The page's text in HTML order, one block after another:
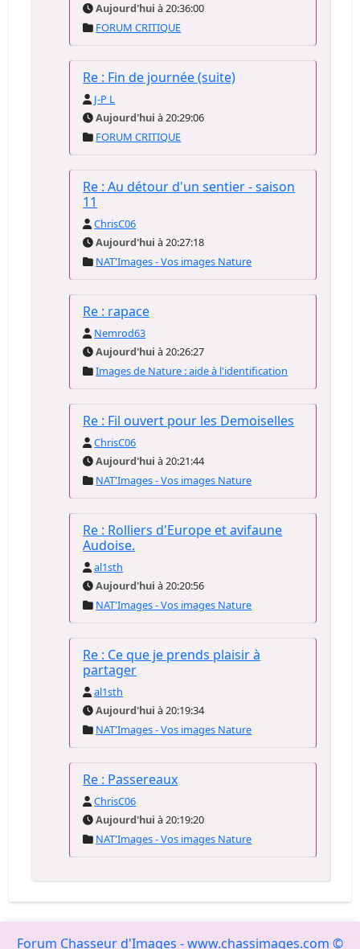
Aujourd'hui à 20:36:00
FORUM CRITIQUE
Re : Fin de journée (suite)
J-P L
Aujourd'hui à 20:29:06
FORUM CRITIQUE
Re : Au détour d'un sentier - saison
11
ChrisC06
Aujourd'hui à 20:27:18
NAT'Images - Vos images Nature
Re : rapace
Nemrod63
Aujourd'hui à 20:26:27
Images de Nature : aide à l'identification
Re : Fil ouvert pour les Demoiselles
ChrisC06
Aujourd'hui à 20:21:44
NAT'Images - Vos images Nature
Re : Rolliers d'Europe et avifaune
Audoise.
al1sth
Aujourd'hui à 20:20:56
NAT'Images - Vos images Nature
Re : Ce que je prends plaisir à
partager
al1sth
Aujourd'hui à 20:19:34
NAT'Images - Vos images Nature
Re : Passereaux
ChrisC06
Aujourd'hui à 20:19:20
NAT'Images - Vos images Nature
Forum Chasseur d'Images - www.chassimages.com ©